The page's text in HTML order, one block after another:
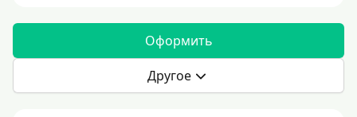
Оформить
Другое